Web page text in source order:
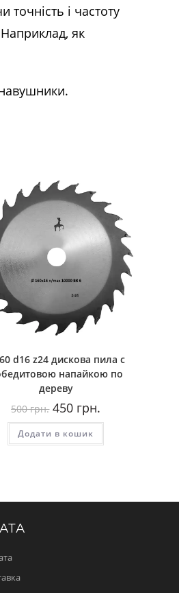
і частоту
як
d16 z24 дискова пила с
напайкою по
дереву
500грн. Оригінальна
ціна:
500
грн..
450 грн.
450
Додати в кошик